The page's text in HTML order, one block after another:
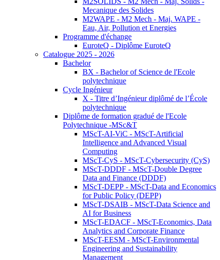
Mecanique des Solides
M2WAPE - M2 Mech - Maj. WAPE -
Eau, Air, Pollution et Energies
Programme d'échange
EuroteQ - Diplôme EuroteQ
Catalogue 2025 - 2026
Bachelor
BX - Bachelor of Science de l'Ecole
polytechnique
Cycle Ingénieur
X - Titre d’Ingénieur diplômé de l’École
polytechnique
Diplôme de formation gradué de l'Ecole
Polytechnique -MSc&T
MScT-AI-ViC - MScT-Artificial
Intelligence and Advanced Visual
Computing
MScT-CyS - MScT-Cybersecurity (CyS)
MScT-DDDF - MScT-Double Degree
Data and Finance (DDDF)
MScT-DEPP - MScT-Data and Economics
for Public Policy (DEPP)
MScT-DSAIB - MScT-Data Science and
AI for Business
MScT-EDACF - MScT-Economics, Data
Analytics and Corporate Finance
MScT-EESM - MScT-Environmental
Engineering and Sustainability
Management